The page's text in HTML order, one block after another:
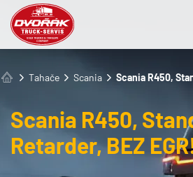
Tahače Scania Scania R450,
Scania R450,
Retarder, BEZ